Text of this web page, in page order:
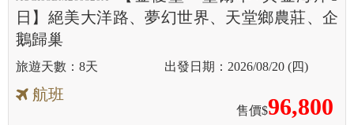
日】絕美大洋路、夢幻世界、天堂鄉農莊、企
鵝歸巢
8天 2026/08/20 (四)
航班
售價$96,800